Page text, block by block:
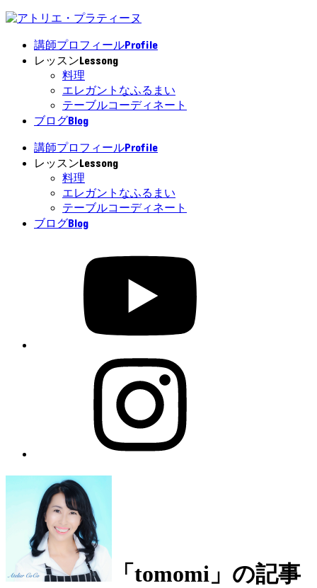
講師プロフィールProfile
レッスンLessong
料理
エレガントなふるまい
テーブルコーディネート
ブログBlog
講師プロフィールProfile
レッスンLessong
料理
エレガントなふるまい
テーブルコーディネート
ブログBlog
「tomomi」の記事